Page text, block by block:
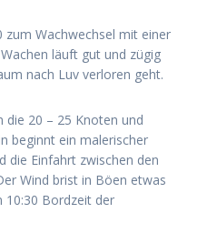
zum Wachwechsel mit einer
läuft gut und zügig
nach Luv verloren geht.
die 20 – 25 Knoten und
beginnt ein malerischer
die Einfahrt zwischen den
Wind brist in Böen etwas
10:30 Bordzeit der